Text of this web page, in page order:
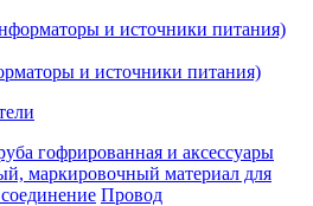
и источники питания)
и источники питания)
гофрированная и аксессуары
маркировочный материал для
Провод